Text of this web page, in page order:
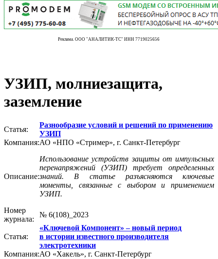
Реклама. ООО "АНАЛИТИК-ТС" ИНН 7719025656
УЗИП, молниезащита,
заземление
Статья:
Разнообразие условий и решений по применению
УЗИП
Компания:АО «НПО «Стример», г. Санкт-Петербург
Описание:
Использование устройств защиты от импульсных
перенапряжений (УЗИП) требует определенных
знаний. В статье разъясняются ключевые
моменты, связанные с выбором и применением
УЗИП.
Номер
журнала:
№ 6(108)_2023
Статья:
«Ключевой Компонент» – новый период
в истории известного производителя
электротехники
Компания:АО «Хакель», г. Санкт-Петербург